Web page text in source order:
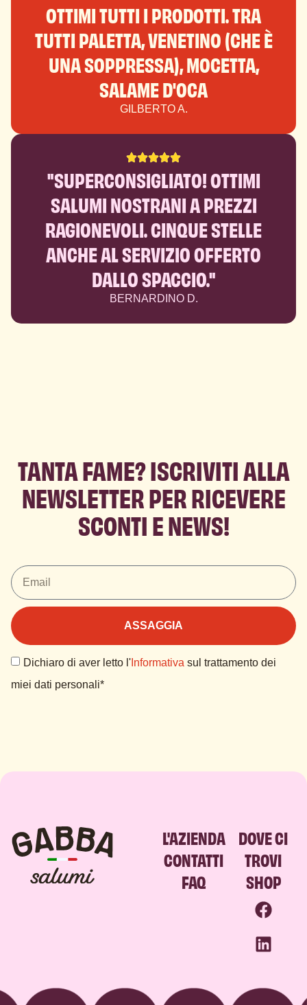
OTTIMI TUTTI I PRODOTTI. TRA
TUTTI PALETTA, VENETINO (CHE È
UNA SOPPRESSA), MOCETTA,
SALAME D'OCA
GILBERTO A.
"SUPERCONSIGLIATO! OTTIMI
SALUMI NOSTRANI A PREZZI
RAGIONEVOLI. CINQUE STELLE
ANCHE AL SERVIZIO OFFERTO
DALLO SPACCIO."
BERNARDINO D.
TANTA FAME? ISCRIVITI ALLA
NEWSLETTER PER RICEVERE
SCONTI E NEWS!
Dichiaro di aver letto l' Informativa sul trattamento dei
miei dati personali*
ASSAGGIA
L'AZIENDA
CONTATTI
FAQ
DOVE CI
TROVI
SHOP